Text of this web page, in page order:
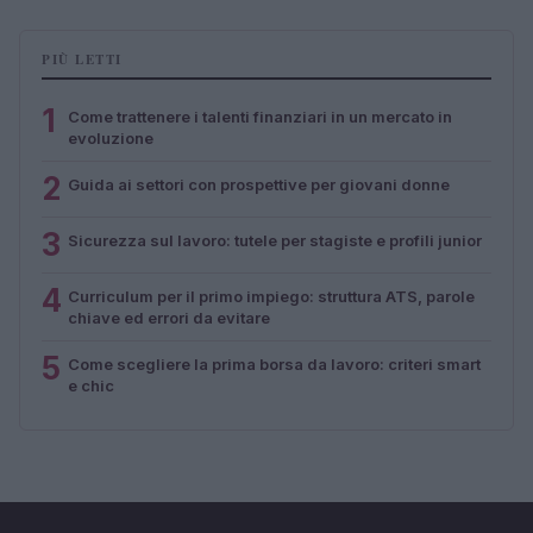
PIÙ LETTI
1
Come trattenere i talenti finanziari in un mercato in
evoluzione
2 Guida ai settori con prospettive per giovani donne
3 Sicurezza sul lavoro: tutele per stagiste e profili junior
4 Curriculum per il primo impiego: struttura ATS, parole
chiave ed errori da evitare
5 Come scegliere la prima borsa da lavoro: criteri smart
e chic